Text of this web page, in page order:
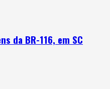
da BR-116, em SC